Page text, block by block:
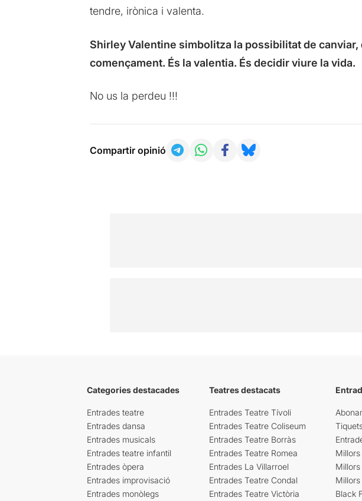
tendre, irònica i valenta.
Shirley Valentine simbolitza la possibilitat de canviar,
començament. És la valentia. És decidir viure la vida.
No us la perdeu !!!
Compartir opinió
Categories destacades
Entrades teatre
Entrades dansa
Entrades musicals
Entrades teatre infantil
Entrades òpera
Entrades improvisació
Entrades monòlegs
Teatres destacats
Entrades Teatre Tívoli
Entrades Teatre Coliseum
Entrades Teatre Borràs
Entrades Teatre Romea
Entrades La Villarroel
Entrades Teatre Condal
Entrades Teatre Victòria
Black